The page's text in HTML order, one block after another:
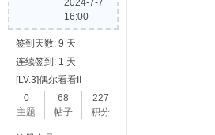
2024-7-7
16:00
签到天数: 9 天
连续签到: 1 天
[LV.3]偶尔看看II
0
主题
68
帖子
227
积分